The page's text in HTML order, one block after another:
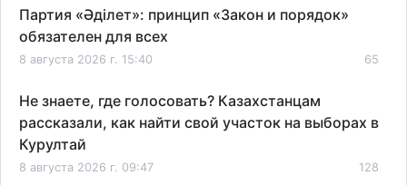
Партия «Әділет»: принцип «Закон и порядок»
обязателен для всех
8 августа 2026 г. 15:40 65
Не знаете, где голосовать? Казахстанцам
рассказали, как найти свой участок на выборах в
Курултай
8 августа 2026 г. 09:47 128